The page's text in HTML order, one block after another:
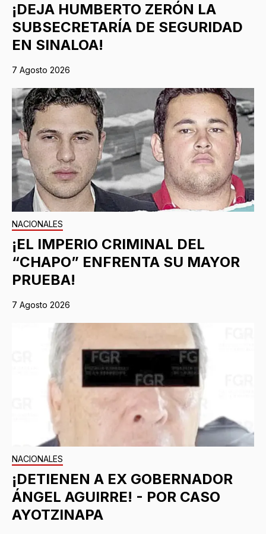
¡DEJA HUMBERTO ZERÓN LA
SUBSECRETARÍA DE SEGURIDAD
EN SINALOA!
7 Agosto 2026
NACIONALES
¡EL IMPERIO CRIMINAL DEL
“CHAPO” ENFRENTA SU MAYOR
PRUEBA!
7 Agosto 2026
NACIONALES
¡DETIENEN A EX GOBERNADOR
ÁNGEL AGUIRRE! - POR CASO
AYOTZINAPA